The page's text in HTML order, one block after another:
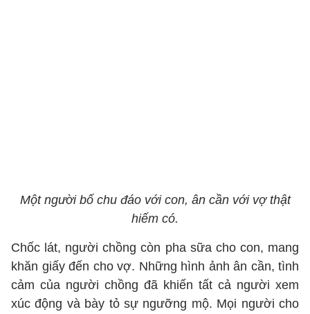
Một người bố chu đáo với con, ân cần với vợ thật
hiếm có.
Chốc lát, người chồng còn pha sữa cho con, mang
khăn giấy đến cho vợ. Những hình ảnh ân cần, tình
cảm của người chồng đã khiến tất cả người xem
xúc động và bày tỏ sự ngưỡng mộ. Mọi người cho